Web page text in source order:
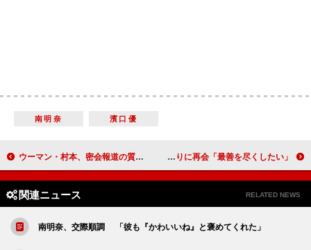
南明奈 濱口優
ウーマン・村本、密会報道の質問に答えず 「キャリーバッグって何の話ですか？」 渡部篤郎、元新聞記者役でＷＯＷＯＷドラマ主演 波多野貴文監督と１６年ぶりに再会「最善を尽くしたい」
関連ニュース RELATED NEWS
南明奈、交際順調 「彼も『かわいいね』と褒めてくれた」